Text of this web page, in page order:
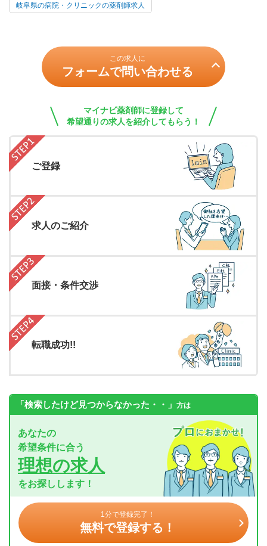
岐阜県の病院・クリニックの薬剤師求人
この求人に
フォームで問い合わせる
マイナビ薬剤師に登録して
希望通りの求人を紹介してもらう！
ご登録
求人のご紹介
面接・条件交渉
転職成功!!
「検索したけど見つからなかった・・」 方は
あなたの
希望条件に合う
理想の求人
をお探しします！
1分で登録完了！
無料で登録する！